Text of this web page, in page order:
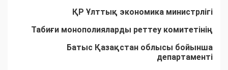
ҚР Ұлттық экономика министрлігі
Табиғи монополияларды реттеу комитетінің
Батыс Қазақстан облысы бойынша
департаменті